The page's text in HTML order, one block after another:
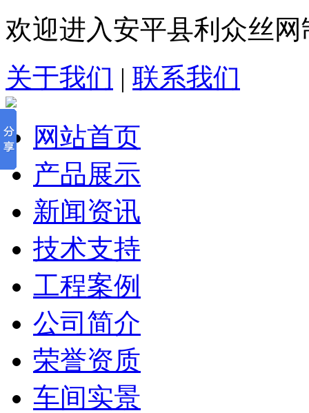
欢迎进入安平县利众丝
关于我们 | 联系我们
网站首页
产品展示
新闻资讯
技术支持
工程案例
公司简介
荣誉资质
车间实景